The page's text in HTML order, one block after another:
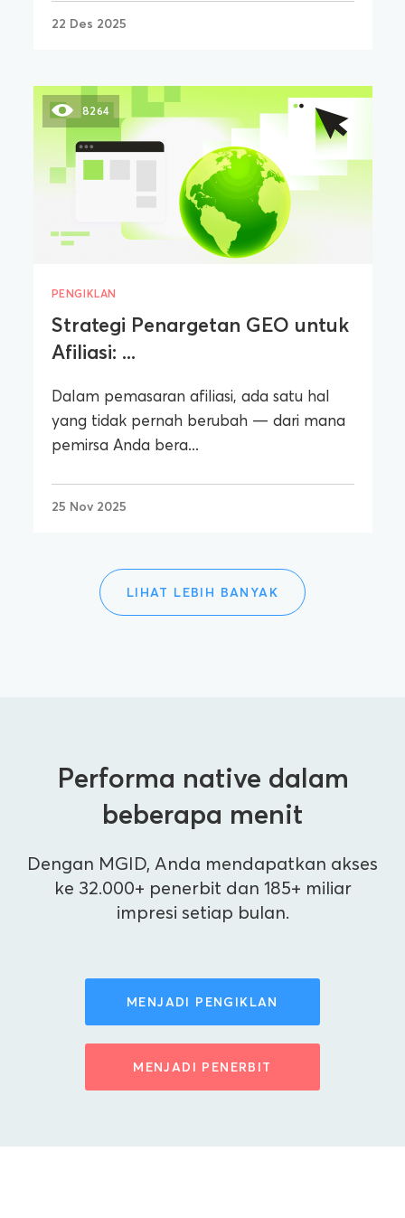
22 Des 2025
8264
PENGIKLAN
Strategi Penargetan GEO untuk
Afiliasi: ...
Dalam pemasaran afiliasi, ada satu hal
yang tidak pernah berubah — dari mana
pemirsa Anda bera...
25 Nov 2025
LIHAT LEBIH BANYAK
Performa native dalam
beberapa menit
Dengan MGID, Anda mendapatkan akses
ke 32.000+ penerbit dan 185+ miliar
impresi setiap bulan.
MENJADI PENGIKLAN
MENJADI PENERBIT